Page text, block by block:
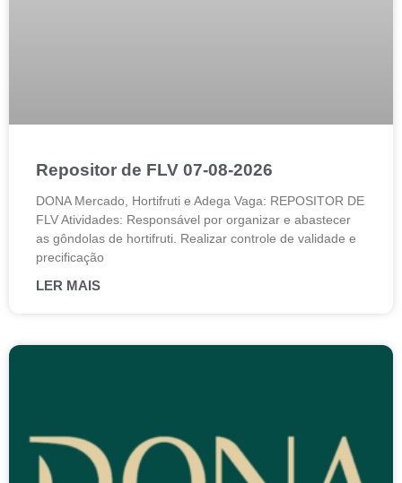
Repositor de FLV 07-08-2026
DONA Mercado, Hortifruti e Adega Vaga: REPOSITOR DE
FLV Atividades: Responsável por organizar e abastecer
as gôndolas de hortifruti. Realizar controle de validade e
precificação
LER MAIS